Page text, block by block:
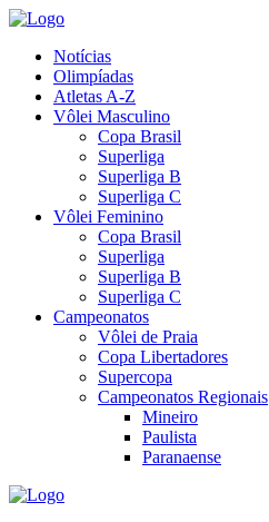
Notícias
Olimpíadas
Atletas A-Z
Vôlei Masculino
Copa Brasil
Superliga
Superliga B
Superliga C
Vôlei Feminino
Copa Brasil
Superliga
Superliga B
Superliga C
Campeonatos
Vôlei de Praia
Copa Libertadores
Supercopa
Campeonatos Regionais
Mineiro
Paulista
Paranaense